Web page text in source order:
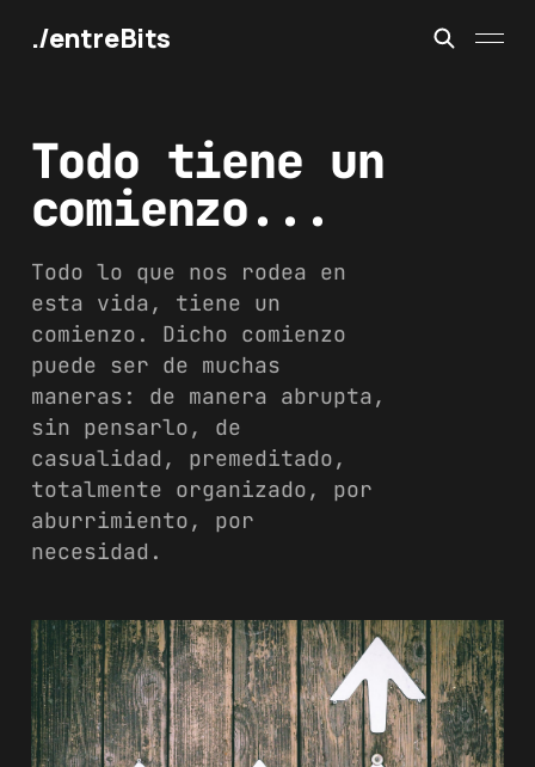
./entreBits
Todo tiene un
comienzo...
Todo lo que nos rodea en
esta vida, tiene un
comienzo. Dicho comienzo
puede ser de muchas
maneras: de manera abrupta,
sin pensarlo, de
casualidad, premeditado,
totalmente organizado, por
aburrimiento, por
necesidad.